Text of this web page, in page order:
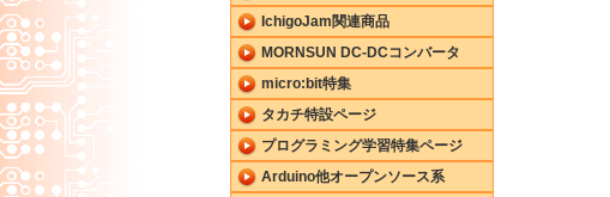
IchigoJam関連商品
MORNSUN DC-DCコンバータ
micro:bit特集
タカチ特設ページ
プログラミング学習特集ページ
Arduino他オープンソース系